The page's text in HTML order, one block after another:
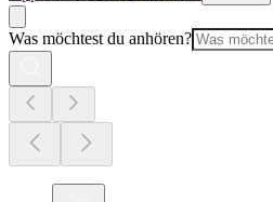
Was möchtest du anhören?